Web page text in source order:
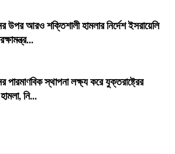
উপর আরও শক্তিশালী হামলার নির্দেশ ইসরায়েলি
পারমাণবিক স্থাপনা লক্ষ্য করে যুক্তরাষ্ট্রের
নি...